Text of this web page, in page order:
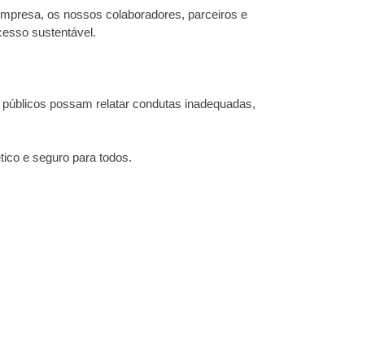
os nossos colaboradores, parceiros e
sustentável.
possam relatar condutas inadequadas,
e seguro para todos.